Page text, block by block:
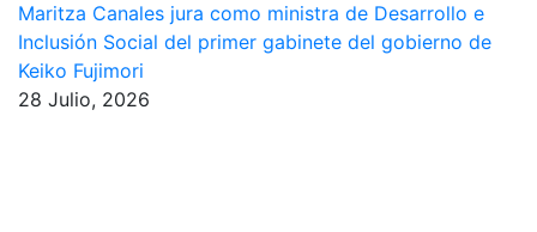
Maritza Canales jura como ministra de Desarrollo e
Inclusión Social del primer gabinete del gobierno de
Keiko Fujimori
28 Julio, 2026